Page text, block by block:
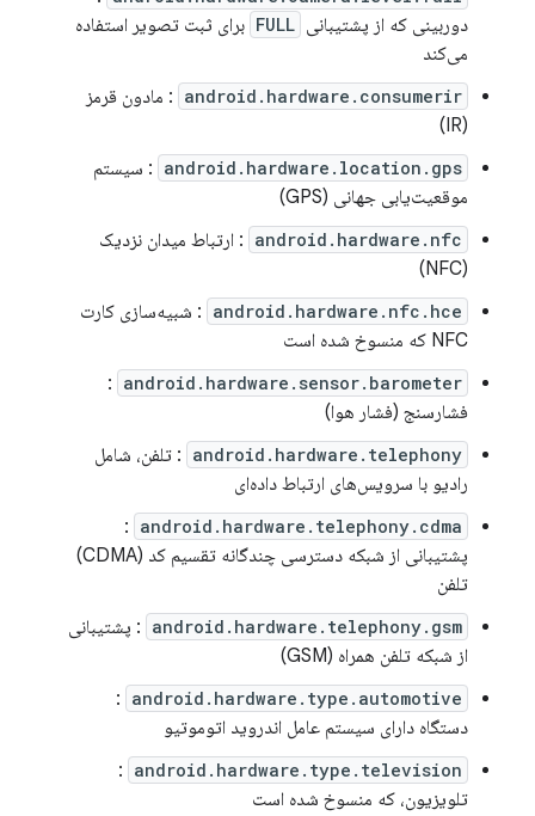
دوربینی که از پشتیبانی FULL برای ثبت تصویر استفاده
می‌کند
android.hardware.consumerir : مادون قرمز
(IR)
android.hardware.location.gps : سیستم
موقعیت‌یابی جهانی (GPS)
android.hardware.nfc : ارتباط میدان نزدیک
(NFC)
android.hardware.nfc.hce : شبیه‌سازی کارت
NFC که منسوخ شده است
android.hardware.sensor.barometer
:
فشارسنج (فشار هوا)
android.hardware.telephony : تلفن، شامل
رادیو با سرویس‌های ارتباط داده‌ای
android.hardware.telephony.cdma
:
پشتیبانی از شبکه دسترسی چندگانه تقسیم کد (CDMA)
تلفن
android.hardware.telephony.gsm : پشتیبانی
از شبکه تلفن همراه (GSM)
android.hardware.type.automotive
:
دستگاه دارای سیستم عامل اندروید اتوموتیو
android.hardware.type.television
:
تلویزیون، که منسوخ شده است